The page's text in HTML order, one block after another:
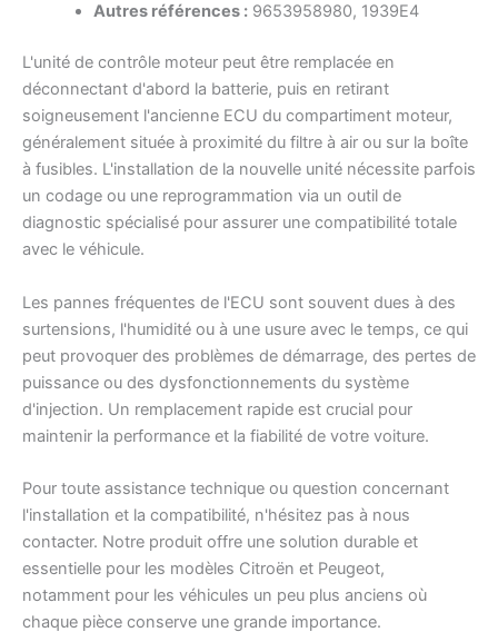
Autres références :9653958980, 1939E4
L'unité de contrôle moteur peut être remplacée en
déconnectant d'abord la batterie, puis en retirant
soigneusement l'ancienne ECU du compartiment moteur,
généralement située à proximité du filtre à air ou sur la boîte
à fusibles. L'installation de la nouvelle unité nécessite parfois
un codage ou une reprogrammation via un outil de
diagnostic spécialisé pour assurer une compatibilité totale
avec le véhicule.
Les pannes fréquentes de l'ECU sont souvent dues à des
surtensions, l'humidité ou à une usure avec le temps, ce qui
peut provoquer des problèmes de démarrage, des pertes de
puissance ou des dysfonctionnements du système
d'injection. Un remplacement rapide est crucial pour
maintenir la performance et la fiabilité de votre voiture.
Pour toute assistance technique ou question concernant
l'installation et la compatibilité, n'hésitez pas à nous
contacter. Notre produit offre une solution durable et
essentielle pour les modèles Citroën et Peugeot,
notamment pour les véhicules un peu plus anciens où
chaque pièce conserve une grande importance.